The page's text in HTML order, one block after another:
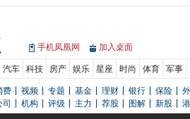
手机凤凰网 加入桌面
汽车 科技 房产 娱乐 星座 时尚 体育 军事
费 视频 专题 基金 理财 银行 保险
司 机构 评级 主力 荐股 图解 新股